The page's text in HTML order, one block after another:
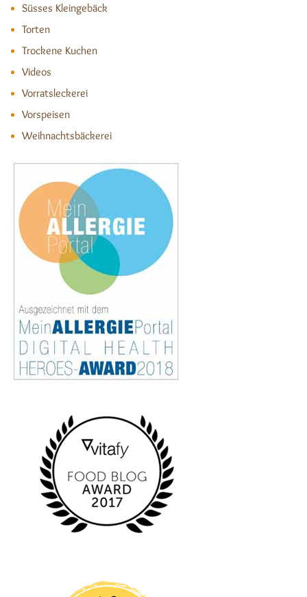
Süsses Kleingebäck
Torten
Trockene Kuchen
Videos
Vorratsleckerei
Vorspeisen
Weihnachtsbäckerei